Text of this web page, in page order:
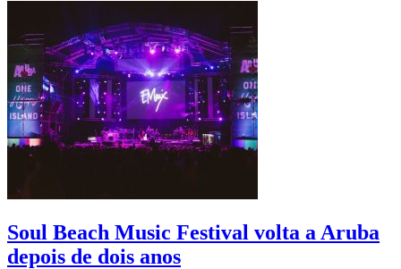
Soul Beach Music Festival volta a Aruba
depois de dois anos